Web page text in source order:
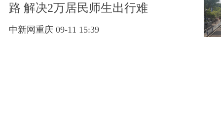
路 解决2万居民师生出行难
中新网重庆 09-11 15:39